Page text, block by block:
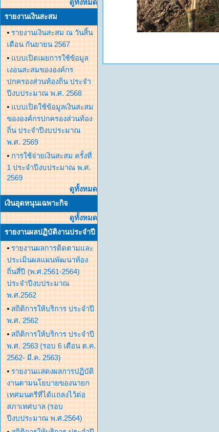
ดูทั้งหมด
รายงานเงินสะสม
• รายงานเงินสะสม ณ วันสิ้น
เดือน กันยายน 2567
• แบบเปิดเผยการใช้ข้อมูล
เงอนสะสมขององค์กร
ปกครองส่วนท้องถิ่น ประจำ
ปีงบประมาณ พ.ศ. 2568
• แบบเปิดใช้ข้อมูลเงินสะสม
ขององค์กรปกครองส่วนท้อง
ถิ่น ประจำปีงบประมาณ
พ.ศ. 2569
• การใช้จ่ายเงินสะสม ครั้งที่
1 ประจำปีงบประมาณ พ.ศ.
2569
ดูทั้งหมด
เงินอุดหนุนเฉพาะกิจ
ดูทั้งหมด
รายงานผลปฏิบัติงานประจำปี
• รายงานผลการติดตามและ
ประเมินผลแผนพัฒนาท้อง
ถิ่นสี่ปี (พ.ศ.2561-2564)
ประจำปีงบประมาณ
พ.ศ.2562
• สถิติการให้บริการ ประจำปี
พ.ศ. 2562
• สถิติการให้บริการ ประจำปี
พ.ศ. 2563 (รอบ 6 เดือน ต.ค.
2562- มี.ค. 2563)
• รายงานแสดงผลการปฏิบัติ
งานตามนโยบายของนายก
เทศมนตรีที่ได้แถลงไว้ต่อ
สภาเทศบาล (รอบ
ปีงบประมาณ พ.ศ.2564)